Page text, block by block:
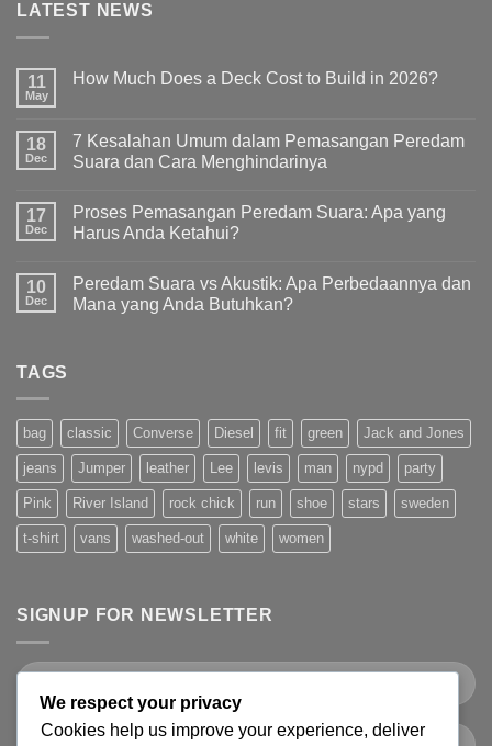
LATEST NEWS
11
May
How Much Does a Deck Cost to Build in 2026?
18
Dec
7 Kesalahan Umum dalam Pemasangan Peredam
Suara dan Cara Menghindarinya
17
Dec
Proses Pemasangan Peredam Suara: Apa yang
Harus Anda Ketahui?
10
Dec
Peredam Suara vs Akustik: Apa Perbedaannya dan
Mana yang Anda Butuhkan?
TAGS
bag classic Converse Diesel fit green Jack and Jones
jeans Jumper leather Lee levis man nypd party
Pink River Island rock chick run shoe stars sweden
t-shirt vans washed-out white women
SIGNUP FOR NEWSLETTER
We respect your privacy
Cookies help us improve your experience, deliver